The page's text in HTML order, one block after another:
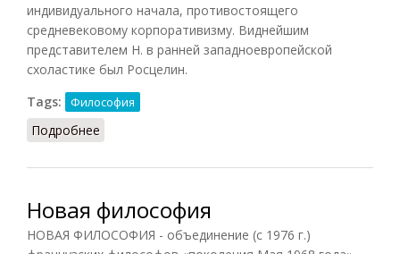
индивидуального начала, противостоящего
средневековому корпоративизму. Виднейшим
представителем Н. в ранней западноевропейской
схоластике был Росцелин.
Tags:
Философия
Подробнее
Новая философия
НОВАЯ ФИЛОСОФИЯ - объединение (с 1976 г.)